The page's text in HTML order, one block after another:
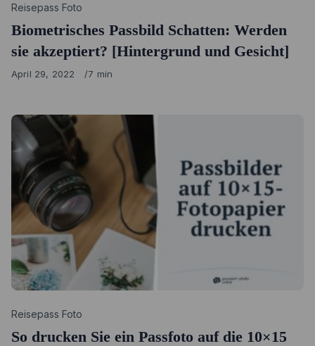
Category
Reisepass Foto
Biometrisches Passbild Schatten: Werden
sie akzeptiert? [Hintergrund und Gesicht]
Published
April 29, 2022 7 min
Category
Reisepass Foto
So drucken Sie ein Passfoto auf die 10×15